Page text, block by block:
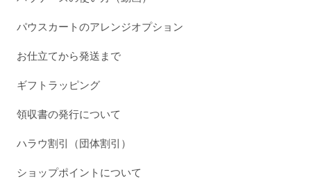
パウスカートのアレンジオプション
お仕立てから発送まで
ギフトラッピング
領収書の発行について
ハラウ割引（団体割引）
ショップポイントについて